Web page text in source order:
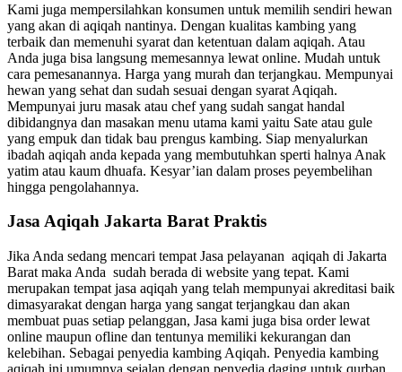
Kami juga mempersilahkan konsumen untuk memilih sendiri hewan
yang akan di aqiqah nantinya. Dengan kualitas kambing yang
terbaik dan memenuhi syarat dan ketentuan dalam aqiqah. Atau
Anda juga bisa langsung memesannya lewat online. Mudah untuk
cara pemesanannya. Harga yang murah dan terjangkau. Mempunyai
hewan yang sehat dan sudah sesuai dengan syarat Aqiqah.
Mempunyai juru masak atau chef yang sudah sangat handal
dibidangnya dan masakan menu utama kami yaitu Sate atau gule
yang empuk dan tidak bau prengus kambing. Siap menyalurkan
ibadah aqiqah anda kepada yang membutuhkan sperti halnya Anak
yatim atau kaum dhuafa. Kesyar’ian dalam proses peyembelihan
hingga pengolahannya.
Jasa Aqiqah Jakarta Barat Praktis
Jika Anda sedang mencari tempat Jasa pelayanan aqiqah di Jakarta
Barat maka Anda sudah berada di website yang tepat. Kami
merupakan tempat jasa aqiqah yang telah mempunyai akreditasi baik
dimasyarakat dengan harga yang sangat terjangkau dan akan
membuat puas setiap pelanggan, Jasa kami juga bisa order lewat
online maupun ofline dan tentunya memiliki kekurangan dan
kelebihan. Sebagai penyedia kambing Aqiqah. Penyedia kambing
aqiqah ini umumnya sejalan dengan penyedia daging untuk qurban